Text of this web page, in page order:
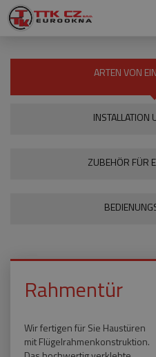
ARTEN VON
INSTALLATION
ZUBEHÖR FÜR
Rahmentür
Wir fertigen für Sie Haustüren
mit Flügelrahmenkonstruktion.